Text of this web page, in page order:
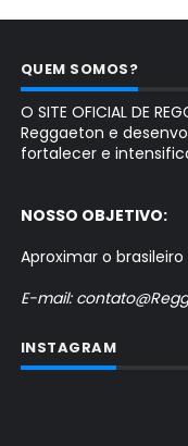
QUEM SOMOS?
O SITE OFICIAL DE
Reggaeton e
fortalecer e
NOSSO OBJETIVO:
Aproximar o
E-mail:
INSTAGRAM